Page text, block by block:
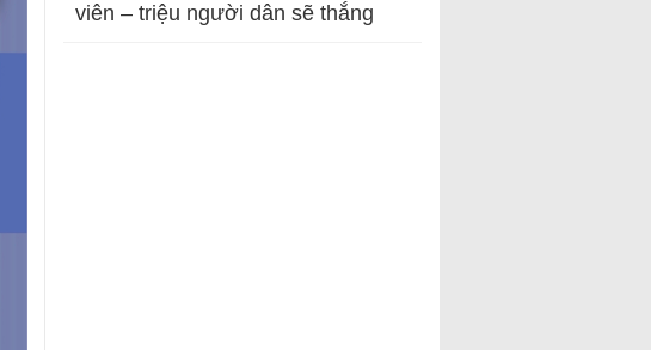
viên – triệu người dân sẽ thắng